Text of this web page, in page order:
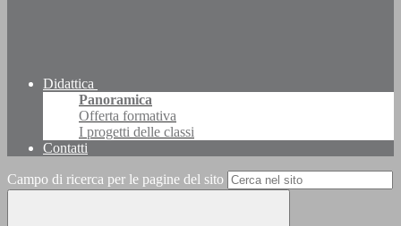
Didattica
Panoramica
Offerta formativa
I progetti delle classi
Contatti
Campo di ricerca per le pagine del sito